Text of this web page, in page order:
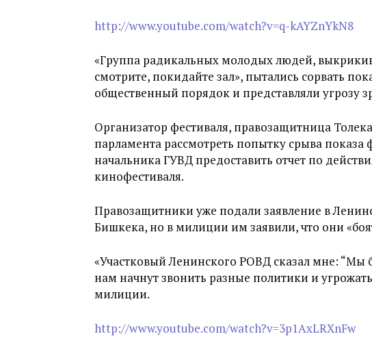
http://www.youtube.com/watch?v=q-kAYZnYkN8
«Группа радикальных молодых людей,
смотрите, покидайте зал», пытались сорвать
общественный порядок и представляли угрозу
Организатор фестиваля, правозащитница
парламента рассмотреть попытку срыва
начальника ГУВД предоставить отчет по
кинофестиваля.
Правозащитники уже подали заявление в
Бишкека, но в милиции им заявили, что они
«Участковый Ленинского РОВД сказал мне: “Мы
нам начнут звонить разные политики и
милиции.
http://www.youtube.com/watch?v=3p1AxLRXnFw